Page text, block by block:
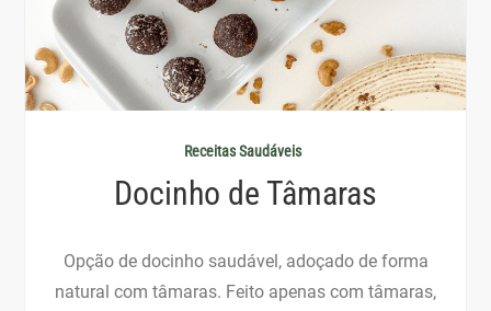
Receitas Saudáveis
Docinho de Tâmaras
Opção de docinho saudável, adoçado de forma
natural com tâmaras. Feito apenas com tâmaras,